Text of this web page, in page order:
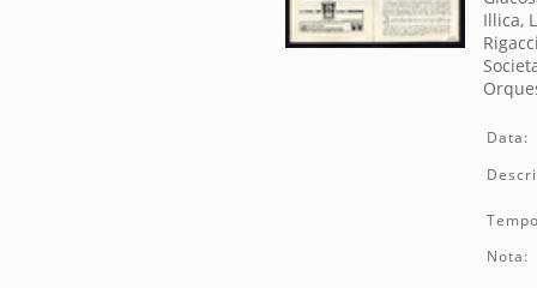
Illica,
Data:
Nota: